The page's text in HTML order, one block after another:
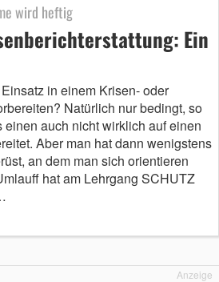
wird heftig
Ein
in einem Krisen- oder
Natürlich nur bedingt, so
auch nicht wirklich auf einen
Aber man hat dann wenigstens
an dem man sich orientieren
hat am Lehrgang SCHUTZ
Anzeige